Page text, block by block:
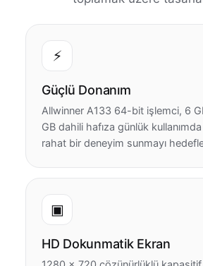
⚡
Güçlü Donanım
Allwinner A133 64-bit işlemci, 6
GB dahili hafıza günlük
rahat bir deneyim sunmayı
▣
HD Dokunmatik Ekran